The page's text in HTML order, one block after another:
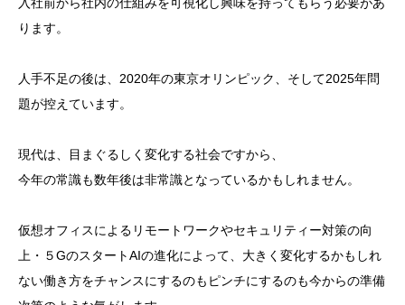
ります。
人手不足の後は、2020年の東京オリンピック、そして2025年問
題が控えています。
現代は、目まぐるしく変化する社会ですから、
今年の常識も数年後は非常識となっているかもしれません。
仮想オフィスによるリモートワークやセキュリティー対策の向
上・５GのスタートAIの進化によって、大きく変化するかもしれ
ない働き方をチャンスにするのもピンチにするのも今からの準備